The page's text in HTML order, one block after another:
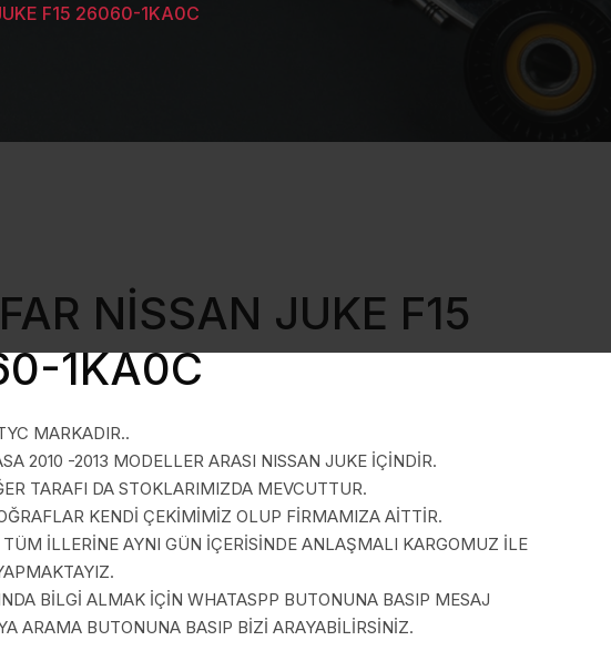
F15 26060-1KA0C
NİSSAN JUKE F15
1KA0C
MARKADIR..
2010 -2013 MODELLER ARASI NISSAN JUKE İÇİNDİR.
TARAFI DA STOKLARIMIZDA MEVCUTTUR.
KENDİ ÇEKİMİMİZ OLUP FİRMAMIZA AİTTİR.
İLLERİNE AYNI GÜN İÇERİSİNDE ANLAŞMALI KARGOMUZ İLE
BİLGİ ALMAK İÇİN WHATASPP BUTONUNA BASIP MESAJ
ARAMA BUTONUNA BASIP BİZİ ARAYABİLİRSİNİZ.